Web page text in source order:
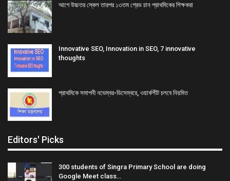
আগে উচ্চতর স্কেল তারপর ১৩তম গ্রেড চান প্রাথমিকের শিক্ষকরা
Innovative SEO, Innovation in SEO, 7 innovative
thoughts
প্রাথমিকে সমাপনী নভেম্বর-ডিসেম্বরে, ওয়ার্কশীট চলবে নিয়মিত
Editors' Picks
300 students of Singra Primary School are doing
Google Meet class…